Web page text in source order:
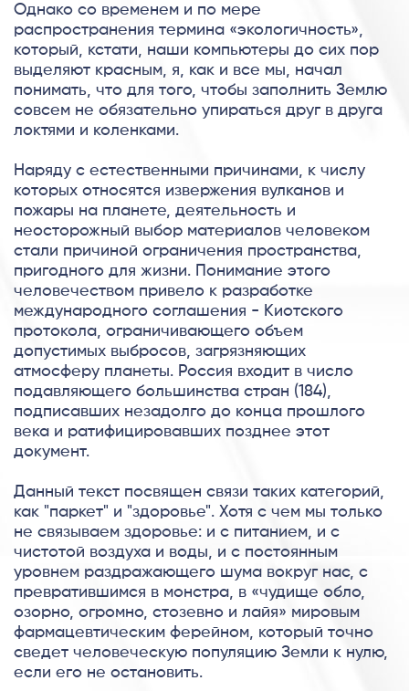
Однако со временем и по мере
распространения термина «экологичность»,
который, кстати, наши компьютеры до сих пор
выделяют красным, я, как и все мы, начал
понимать, что для того, чтобы заполнить Землю
совсем не обязательно упираться друг в друга
локтями и коленками.
Наряду с естественными причинами, к числу
которых относятся извержения вулканов и
пожары на планете, деятельность и
неосторожный выбор материалов человеком
стали причиной ограничения пространства,
пригодного для жизни. Понимание этого
человечеством привело к разработке
международного соглашения - Киотского
протокола, ограничивающего объем
допустимых выбросов, загрязняющих
атмосферу планеты. Россия входит в число
подавляющего большинства стран (184),
подписавших незадолго до конца прошлого
века и ратифицировавших позднее этот
документ.
Данный текст посвящен связи таких категорий,
как "паркет" и "здоровье". Хотя с чем мы только
не связываем здоровье: и с питанием, и с
чистотой воздуха и воды, и с постоянным
уровнем раздражающего шума вокруг нас, с
превратившимся в монстра, в «чудище обло,
озорно, огромно, стозевно и лайя» мировым
фармацевтическим ферейном, который точно
сведет человеческую популяцию Земли к нулю,
если его не остановить.